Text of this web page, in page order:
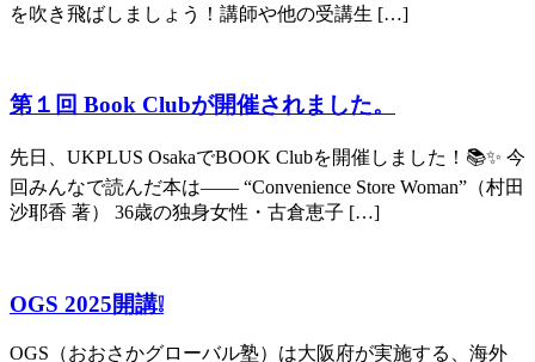
を吹き飛ばしましょう！講師や他の受講生 […]
第１回 Book Clubが開催されました。
先日、UKPLUS OsakaでBOOK Clubを開催しました！📚✨ 今
回みんなで読んだ本は―― “Convenience Store Woman”（村田
沙耶香 著） 36歳の独身女性・古倉恵子 […]
OGS 2025開講❕
OGS（おおさかグローバル塾）は大阪府が実施する、海外